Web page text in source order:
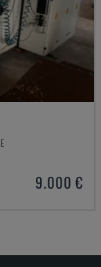
9.000 €